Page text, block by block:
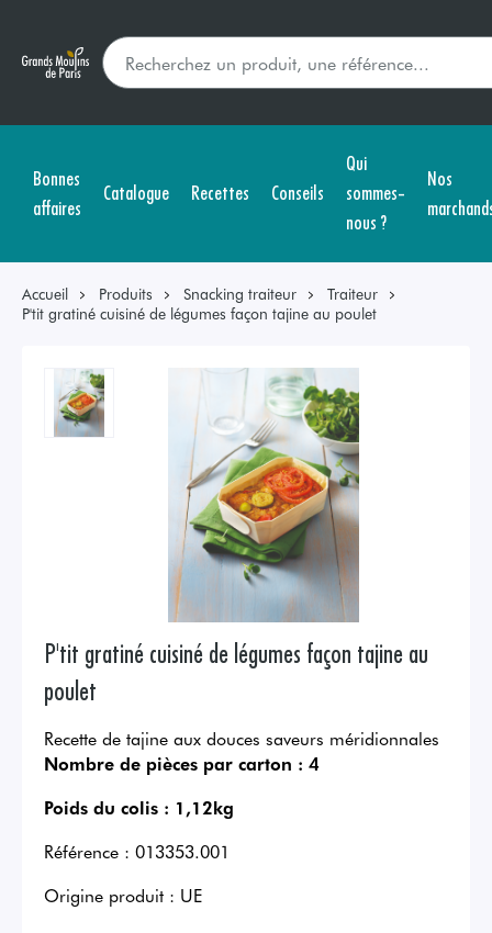
Bonnes
affaires
Catalogue Recettes Conseils
Qui
sommes-
nous ?
Nos
Accueil Produits Snacking traiteur
Traiteur
P'tit gratiné cuisiné de légumes façon tajine au poulet
P'tit gratiné cuisiné de légumes façon tajine au
poulet
Recette de tajine aux douces saveurs méridionnales
Nombre de pièces par carton : 4
Poids du colis : 1,12kg
Référence : 013353.001
Origine produit : UE